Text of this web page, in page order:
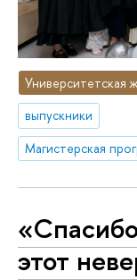
Университетская
выпускники
этот